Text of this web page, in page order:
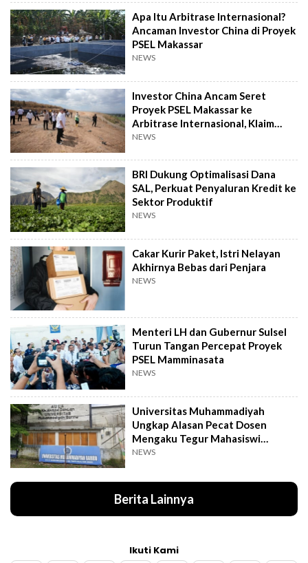
Apa Itu Arbitrase Internasional?
Ancaman Investor China di Proyek
PSEL Makassar
NEWS
Investor China Ancam Seret
Proyek PSEL Makassar ke
Arbitrase Internasional, Klaim
Rugi Rp2,4 T
NEWS
BRI Dukung Optimalisasi Dana
SAL, Perkuat Penyaluran Kredit ke
Sektor Produktif
NEWS
Cakar Kurir Paket, Istri Nelayan
Akhirnya Bebas dari Penjara
NEWS
Menteri LH dan Gubernur Sulsel
Turun Tangan Percepat Proyek
PSEL Mamminasata
NEWS
Universitas Muhammadiyah
Ungkap Alasan Pecat Dosen
Mengaku Tegur Mahasiswi
Berpakaian Ketat
NEWS
Berita Lainnya
Ikuti Kami